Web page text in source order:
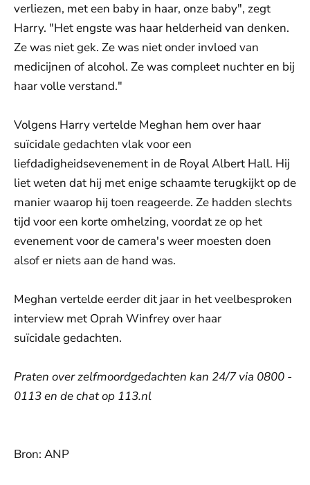
verliezen, met een baby in haar, onze baby", zegt
Harry. "Het engste was haar helderheid van denken.
Ze was niet gek. Ze was niet onder invloed van
medicijnen of alcohol. Ze was compleet nuchter en bij
haar volle verstand."
Volgens Harry vertelde Meghan hem over haar
suïcidale gedachten vlak voor een
liefdadigheidsevenement in de Royal Albert Hall. Hij
liet weten dat hij met enige schaamte terugkijkt op de
manier waarop hij toen reageerde. Ze hadden slechts
tijd voor een korte omhelzing, voordat ze op het
evenement voor de camera's weer moesten doen
alsof er niets aan de hand was.
Meghan vertelde eerder dit jaar in het veelbesproken
interview met Oprah Winfrey over haar
suïcidale gedachten.
Praten over zelfmoordgedachten kan 24/7 via 0800 -
0113 en de chat op 113.nl
Bron: ANP